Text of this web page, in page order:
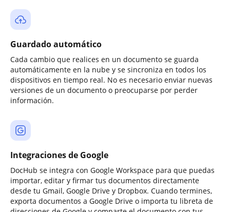
Guardado automático
Cada cambio que realices en un documento se guarda
automáticamente en la nube y se sincroniza en todos los
dispositivos en tiempo real. No es necesario enviar nuevas
versiones de un documento o preocuparse por perder
información.
Integraciones de Google
DocHub se integra con Google Workspace para que puedas
importar, editar y firmar tus documentos directamente
desde tu Gmail, Google Drive y Dropbox. Cuando termines,
exporta documentos a Google Drive o importa tu libreta de